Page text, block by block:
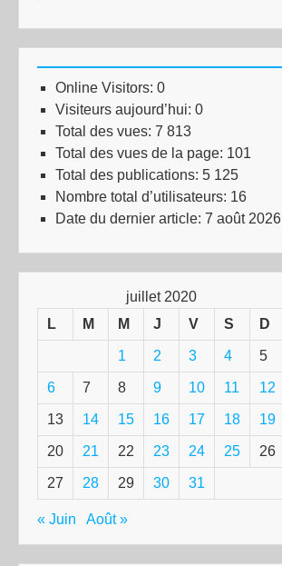
Online Visitors: 0
Visiteurs aujourd’hui: 0
Total des vues: 7 813
Total des vues de la page: 101
Total des publications: 5 125
Nombre total d’utilisateurs: 16
Date du dernier article: 7 août 2026
juillet 2020
L
M M J V S D
1 2 3 4 5
6 7 8 9 10 11 12
13 14 15 16 17 18 19
20 21 22 23 24 25 26
27 28 29 30 31
« Juin Août »